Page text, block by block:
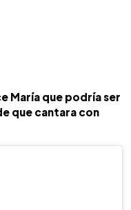
María que podría ser
que cantara con